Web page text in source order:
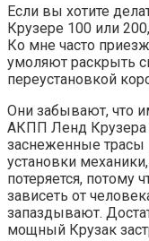
Если вы хотите
Крузере 100 или
Ко мне часто
умоляют раскрыть
переустановкой
Они забывают, что
АКПП Ленд Крузера
заснеженные трасы
установки
потеряется, потому
зависеть от
запаздывают.
мощный Крузак